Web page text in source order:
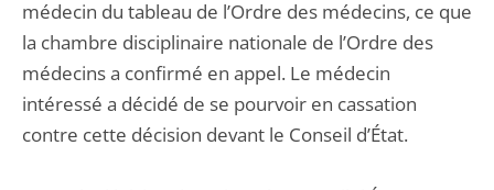
médecin du tableau de l’Ordre des médecins, ce que
la chambre disciplinaire nationale de l’Ordre des
médecins a confirmé en appel. Le médecin
intéressé a décidé de se pourvoir en cassation
contre cette décision devant le Conseil d’État.